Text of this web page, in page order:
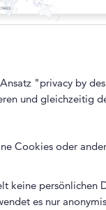
"privacy by
und gleichzeitig
Cookies oder
keine
es nur